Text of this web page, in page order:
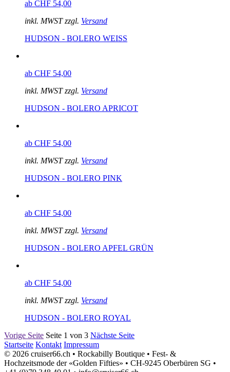
ab CHF 54,00
inkl. MWST zzgl. Versand
HUDSON - BOLERO WEISS
ab CHF 54,00
inkl. MWST zzgl. Versand
HUDSON - BOLERO APRICOT
ab CHF 54,00
inkl. MWST zzgl. Versand
HUDSON - BOLERO PINK
ab CHF 54,00
inkl. MWST zzgl. Versand
HUDSON - BOLERO APFEL GRÜN
ab CHF 54,00
inkl. MWST zzgl. Versand
HUDSON - BOLERO ROYAL
Vorige Seite Seite 1 von 3 Nächste Seite
Startseite Kontakt Impressum
© 2026 cruiser66.ch • Rockabilly Boutique • Fest- &
Hochzeitsmode der «Golden Fifties» • CH-9245 Oberbüren SG •